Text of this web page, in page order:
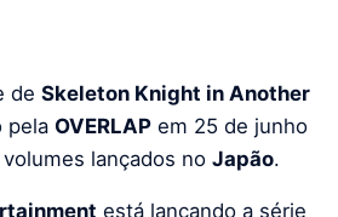
de Skeleton Knight in Another
pela OVERLAP em 25 de junho
lançados no Japão.
está lançando a série